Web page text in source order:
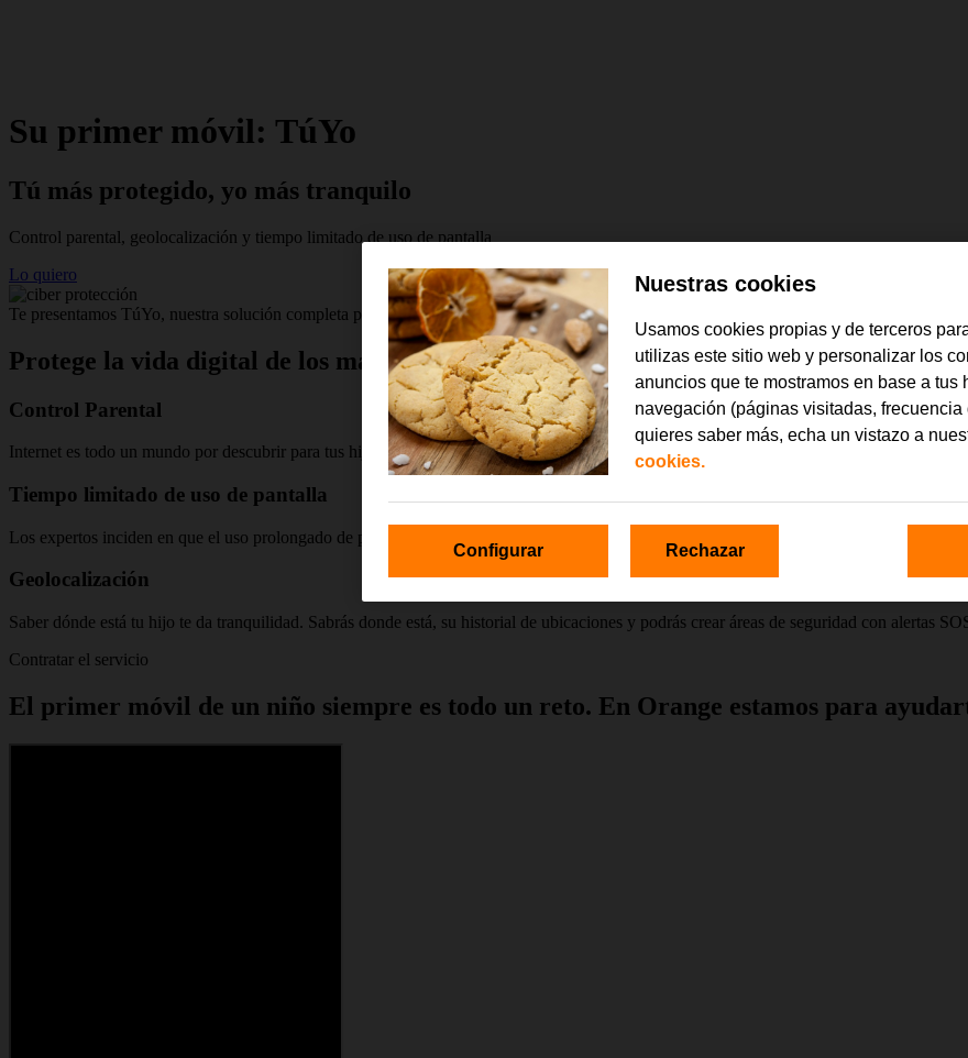
Su primer móvil: TúYo
Tú más protegido, yo más tranquilo
Control parental, geolocalización y tiempo limitado de uso de pantalla
Lo quiero
Te presentamos TúYo, nuestra solución completa para la protección de tus hijos con su primer móvil
Protege la vida digital de los más pequeños con utilidades preconfiguradas
Control Parental
Internet es todo un mundo por descubrir para tus hijos. Contarás con utilidades de control parental para acompañarlos: filtro de páginas
Tiempo limitado de uso de pantalla
Los expertos inciden en que el uso prolongado de pantallas es contraproducente. TúYo te permite limitar su uso, establecer un horario de
Geolocalización
Saber dónde está tu hijo te da tranquilidad. Sabrás donde está, su historial de ubicaciones y podrás crear áreas de seguridad con alertas
Contratar el servicio
El primer móvil de un niño siempre es todo un reto. En Orange estamos para
Nuestras cookies
Usamos cookies propias y de terceros
utilizas este sitio web y personalizar los
anuncios que te mostramos en base a tus
navegación (páginas visitadas, frecuencia
quieres saber más, echa un vistazo a
cookies.
Configurar Rechazar